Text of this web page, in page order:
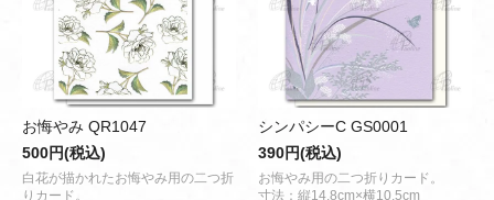
お悔やみ QR1047
500円(税込)
白花が描かれたお悔やみ用の二つ折
りカード。
シンパシーC GS0001
390円(税込)
お悔やみ用の二つ折りカード。
寸法：縦14.8cm×横10.5cm